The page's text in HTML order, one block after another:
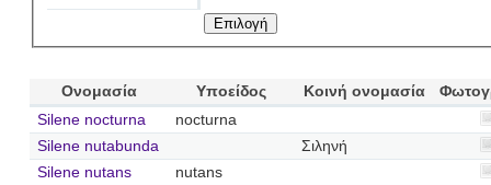
Ονομασία Υποείδος Κοινή ονομασία
Silene nocturna
nocturna
Silene nutabunda
Σιληνή
Silene nutans
nutans